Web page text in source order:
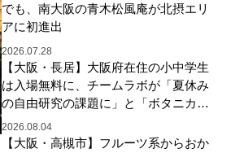
でも、南大阪の青木松風庵が北摂エリ
アに初進出
2026.07.28
【大阪・長居】大阪府在住の小中学生
は入場無料に、チームラボが「夏休み
の自由研究の課題に」と「ボタニカル
ガーデン 大阪」へ招待
2026.08.04
【大阪・高槻市】フルーツ系からおか